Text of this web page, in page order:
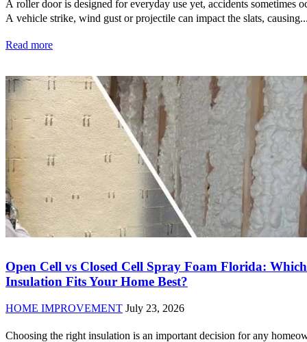
A roller door is designed for everyday use yet, accidents sometimes
A vehicle strike, wind gust or projectile can impact the slats,
Read more
Open Cell vs Closed Cell Spray Foam Florida: Which
Insulation Fits Your Home Best?
HOME IMPROVEMENT July 23, 2026
Choosing the right insulation is an important decision for any